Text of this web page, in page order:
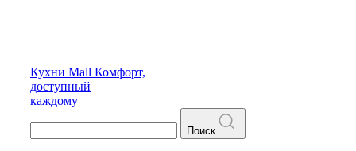
Кухни Mall Комфорт,
доступный
каждому
Поиск